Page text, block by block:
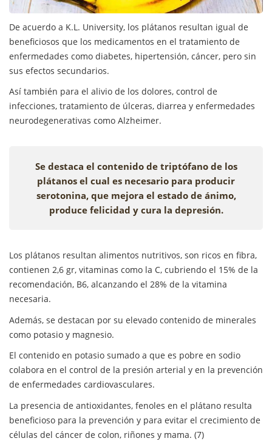
De acuerdo a K.L. University, los plátanos resultan igual de
beneficiosos que los medicamentos en el tratamiento de
enfermedades como diabetes, hipertensión, cáncer, pero sin
sus efectos secundarios.
Así también para el alivio de los dolores, control de
infecciones, tratamiento de úlceras, diarrea y enfermedades
neurodegenerativas como Alzheimer.
Se destaca el contenido de triptófano de los
plátanos el cual es necesario para producir
serotonina, que mejora el estado de ánimo,
produce felicidad y cura la depresión.
Los plátanos resultan alimentos nutritivos, son ricos en fibra,
contienen 2,6 gr, vitaminas como la C, cubriendo el 15% de la
recomendación, B6, alcanzando el 28% de la vitamina
necesaria.
Además, se destacan por su elevado contenido de minerales
como potasio y magnesio.
El contenido en potasio sumado a que es pobre en sodio
colabora en el control de la presión arterial y en la prevención
de enfermedades cardiovasculares.
La presencia de antioxidantes, fenoles en el plátano resulta
beneficioso para la prevención y para evitar el crecimiento de
células del cáncer de colon, riñones y mama. (7)